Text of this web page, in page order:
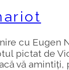
cu Eugen
pictat de
vă amintiți,